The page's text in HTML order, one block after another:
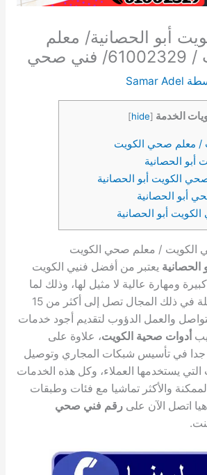
أبو الحصانية/ معلم
Samar Adel
الخدمة [
hide
]
/ معلم صحي الكويت
الحصانية
الكويت أبو الحصانية
أبو الحصانية
أبو الحصانية
الكويت / معلم صحي الكويت
يعتبر من أفضل فنيي الكويت
ومهارة عالية لا مثيل لها، وذلك لما
يملكه من خبرة طويلة في ذلك المجال تصل إلى أكثر من 15
والعمل الدؤوب لتقديم أجود خدمات
أدوات صحية الكويت، علاوة على
جدا في تأسيس شبكات المجاري وتوصيل
يستخدمها العملاء، وكل هذه الخدمات
والأكثر تماشيا مع فئات وطبقات
هيا اتصل الآن على رقم فني صحي